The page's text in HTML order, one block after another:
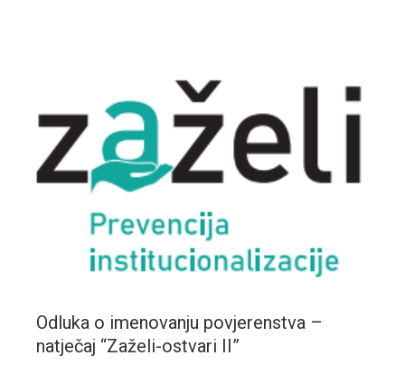
Odluka o imenovanju povjerenstva –
natječaj “Zaželi-ostvari II”